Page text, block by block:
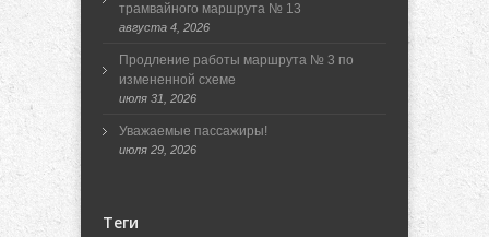
трамвайного маршрута № 13
августа 4, 2026
Продление работы маршрута № 3 по
измененной схеме
июля 31, 2026
Уважаемые пассажиры!
июля 29, 2026
Теги